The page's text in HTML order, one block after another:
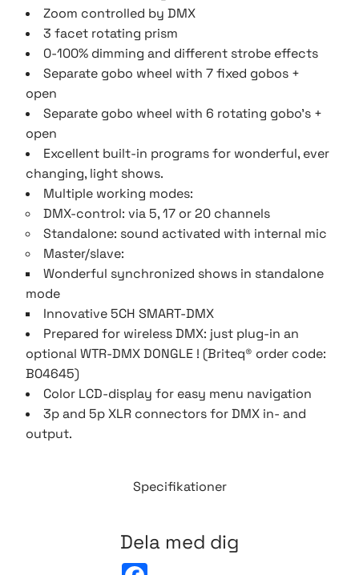
Zoom controlled by DMX
3 facet rotating prism
0-100% dimming and different strobe effects
Separate gobo wheel with 7 fixed gobos +
open
Separate gobo wheel with 6 rotating gobo’s +
open
Excellent built-in programs for wonderful, ever
changing, light shows.
Multiple working modes:
DMX-control: via 5, 17 or 20 channels
Standalone: sound activated with internal mic
Master/slave:
Wonderful synchronized shows in standalone
mode
Innovative 5CH SMART-DMX
Prepared for wireless DMX: just plug-in an
optional WTR-DMX DONGLE ! (Briteq® order code:
B04645)
Color LCD-display for easy menu navigation
3p and 5p XLR connectors for DMX in- and
output.
Specifikationer
Dela med dig